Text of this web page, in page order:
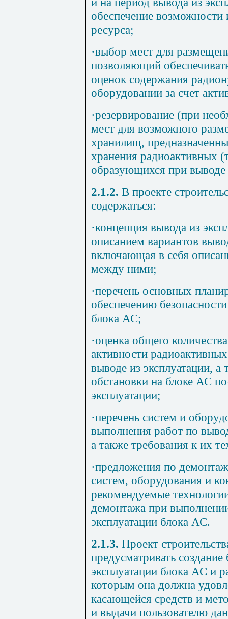
обеспечение
ресурса;
·выбор мест для
позволяющий
оценок содержания
оборудовании за счет
·резервирование (при
мест для возможного
хранилищ,
хранения радиоактивных
образующихся при выводе
2.1.2. В проекте
содержаться:
·концепция вывода из
описанием вариантов
включающая в себя
между ними;
·перечень основных
обеспечению
блока АС;
·оценка общего
активности
выводе из эксплуатации,
обстановки на блоке АС
эксплуатации;
·перечень систем и
выполнения работ по
а также требования к их
·предложения по
систем, оборудования и
рекомендуемые
демонтажа при
эксплуатации блока АС.
2.1.3. Проект
предусматривать
эксплуатации блока АС и
которым она должна
касающейся средств и
и выдачи пользователю